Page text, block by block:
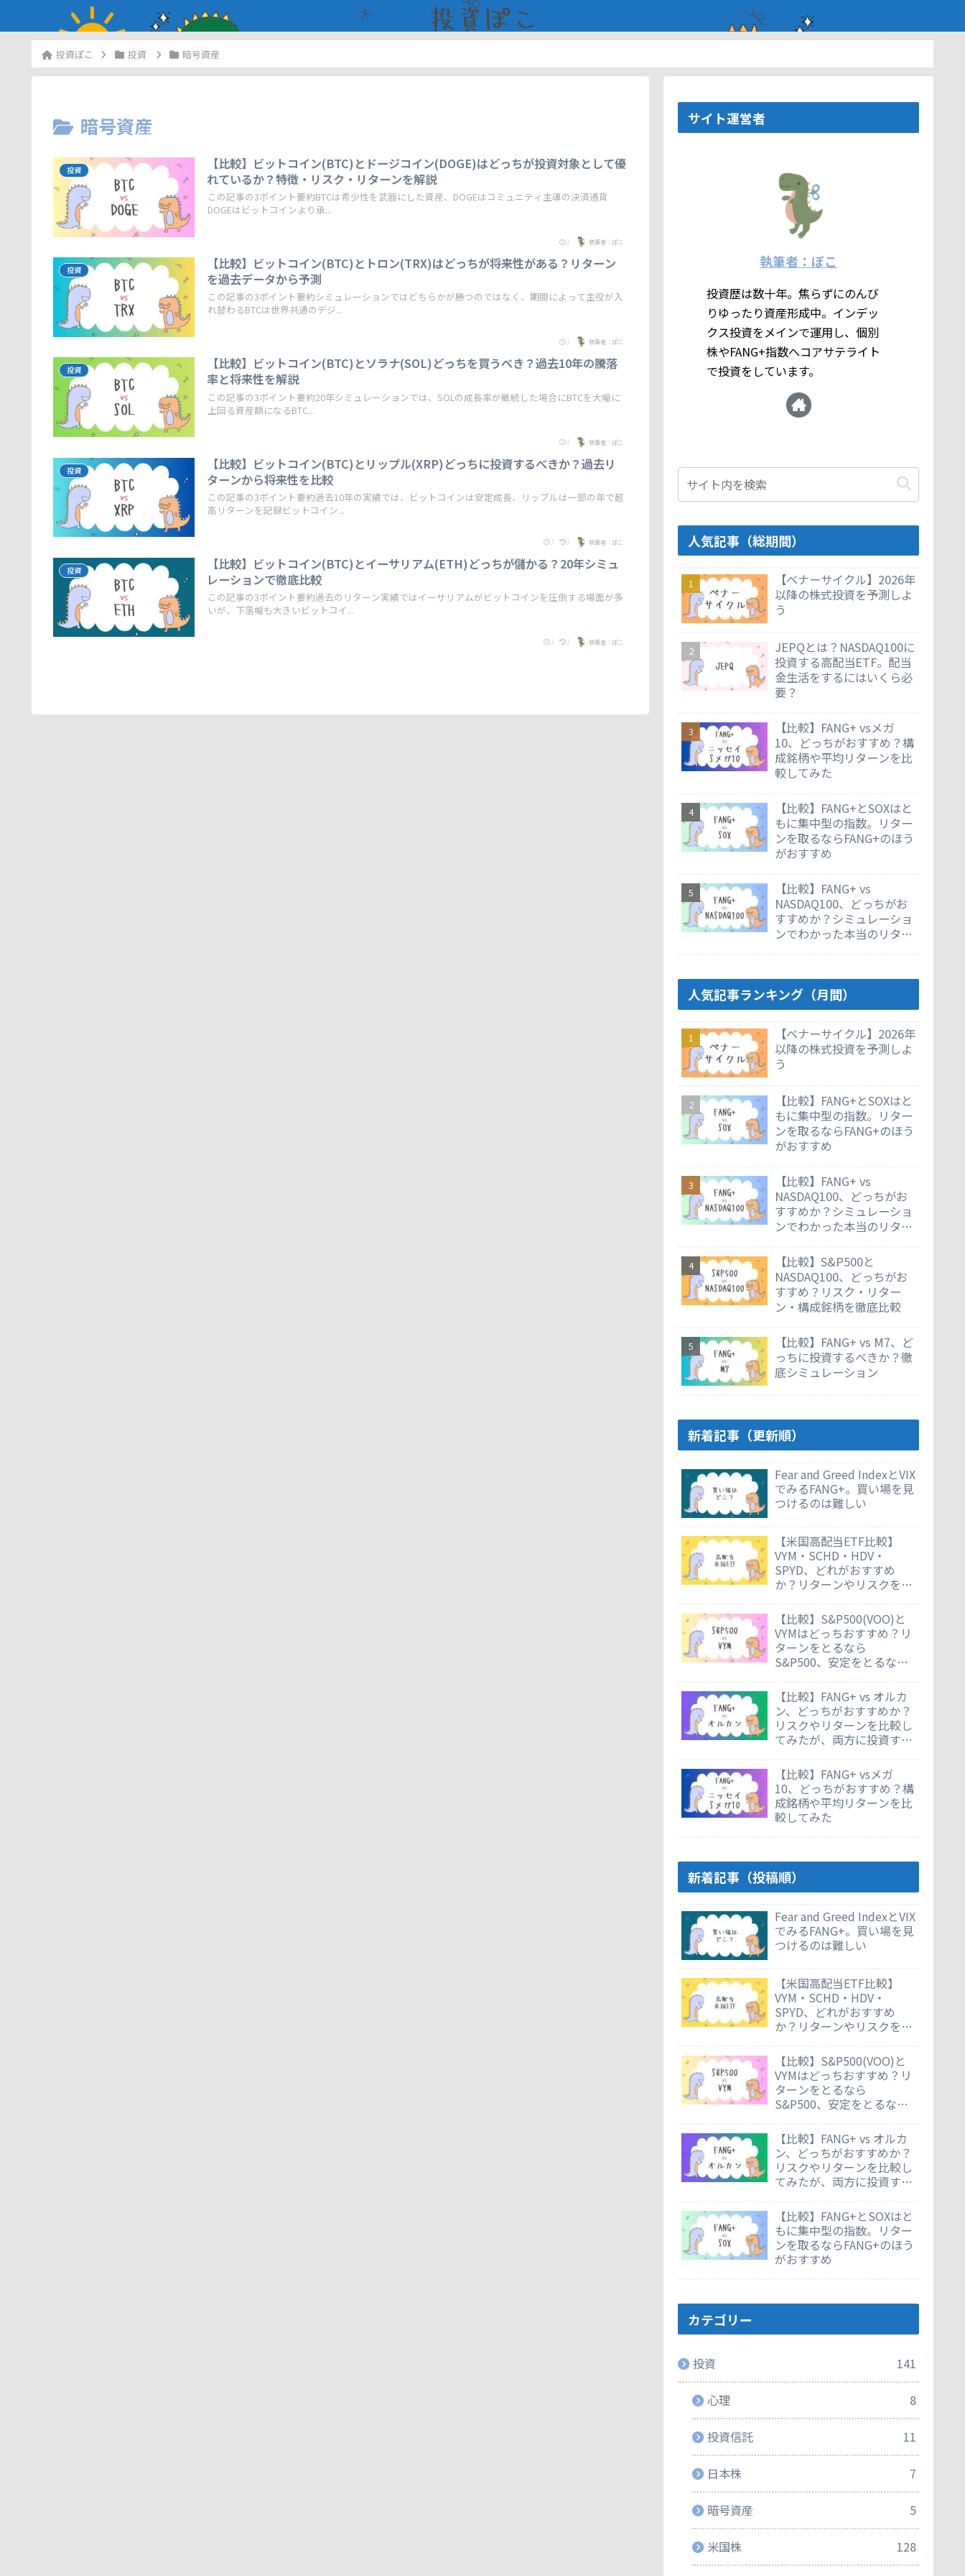
投資 暗号資産
暗号資産
投資
【比較】ビットコイン(BTC)とドージコイン(DOGE)はどっちが投資対象として優
れているか？特徴・リスク・リターンを解説
この記事の3ポイント要約BTCは希少性を武器にした資産、DOGEはコミュニティ主導の決済通貨
DOGEはビットコインより承...
/ 執筆者：ぽこ
投資
【比較】ビットコイン(BTC)とトロン(TRX)はどっちが将来性がある？リターン
を過去データから予測
この記事の3ポイント要約シミュレーションではどちらかが勝つのではなく、期間によって主役が入
れ替わるBTCは世界共通のデジ...
/ 執筆者：ぽこ
投資
【比較】ビットコイン(BTC)とソラナ(SOL)どっちを買うべき？過去10年の騰落
率と将来性を解説
この記事の3ポイント要約20年シミュレーションでは、SOLの成長率が継続した場合にBTCを大幅に
上回る資産額になるBTC...
/ 執筆者：ぽこ
投資
【比較】ビットコイン(BTC)とリップル(XRP)どっちに投資するべきか？過去リ
ターンから将来性を比較
この記事の3ポイント要約過去10年の実績では、ビットコインは安定成長、リップルは一部の年で超
高リターンを記録ビットコイン...
/ / 執筆者：ぽこ
投資
【比較】ビットコイン(BTC)とイーサリアム(ETH)どっちが儲かる？20年シミュ
レーションで徹底比較
この記事の3ポイント要約過去のリターン実績ではイーサリアムがビットコインを圧倒する場面が多
いが、下落幅も大きいビットコイ...
/ / 執筆者：ぽこ
サイト運営者
執筆者：ぽこ
投資歴は数十年。焦らずにのんび
りゆったり資産形成中。インデッ
クス投資をメインで運用し、個別
株やFANG+指数へコアサテライト
で投資をしています。
人気記事（総期間）
【ベナーサイクル】2026年
以降の株式投資を予測しよ
う
JEPQとは？NASDAQ100に
投資する高配当ETF。配当
金生活をするにはいくら必
要？
【比較】FANG+ vsメガ
10、どっちがおすすめ？構
成銘柄や平均リターンを比
較してみた
【比較】FANG+とSOXはと
もに集中型の指数。リター
ンを取るならFANG+のほう
がおすすめ
【比較】FANG+ vs
NASDAQ100、どっちがお
すすめか？シミュレーショ
ンでわかった本当のリター
人気記事ランキング（月間）
【ベナーサイクル】2026年
以降の株式投資を予測しよ
う
【比較】FANG+とSOXはと
もに集中型の指数。リター
ンを取るならFANG+のほう
がおすすめ
【比較】FANG+ vs
NASDAQ100、どっちがお
すすめか？シミュレーショ
ンでわかった本当のリター
【比較】S&P500と
NASDAQ100、どっちがお
すすめ？リスク・リター
ン・構成銘柄を徹底比較
【比較】FANG+ vs M7、ど
っちに投資するべきか？徹
底シミュレーション
新着記事（更新順）
Fear and Greed IndexとVIX
でみるFANG+。買い場を見
つけるのは難しい
【米国高配当ETF比較】
VYM・SCHD・HDV・
SPYD、どれがおすすめ
か？リターンやリスクを徹
【比較】S&P500(VOO)と
VYMはどっちおすすめ？リ
ターンをとるなら
S&P500、安定をとるなら
【比較】FANG+ vs オルカ
ン、どっちがおすすめか？
リスクやリターンを比較し
てみたが、両方に投資する
【比較】FANG+ vsメガ
10、どっちがおすすめ？構
成銘柄や平均リターンを比
較してみた
新着記事（投稿順）
Fear and Greed IndexとVIX
でみるFANG+。買い場を見
つけるのは難しい
【米国高配当ETF比較】
VYM・SCHD・HDV・
SPYD、どれがおすすめ
か？リターンやリスクを徹
【比較】S&P500(VOO)と
VYMはどっちおすすめ？リ
ターンをとるなら
S&P500、安定をとるなら
【比較】FANG+ vs オルカ
ン、どっちがおすすめか？
リスクやリターンを比較し
てみたが、両方に投資する
【比較】FANG+とSOXはと
もに集中型の指数。リター
ンを取るならFANG+のほう
がおすすめ
カテゴリー
投資 141
心理 8
投資信託 11
日本株 7
暗号資産 5
米国株 128